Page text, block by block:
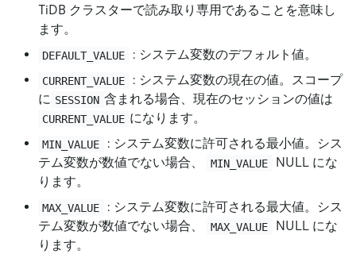
TiDB クラスターで読み取り専用であることを意味し
ます。
DEFAULT_VALUE : システム変数のデフォルト値。
CURRENT_VALUE
: システム変数の現在の値。スコープ
に SESSION 含まれる場合、現在のセッションの値は
CURRENT_VALUE になります。
MIN_VALUE
: システム変数に許可される最小値。シス
テム変数が数値でない場合、
MIN_VALUE
NULL にな
ります。
MAX_VALUE
: システム変数に許可される最大値。シス
テム変数が数値でない場合、
MAX_VALUE
NULL にな
ります。